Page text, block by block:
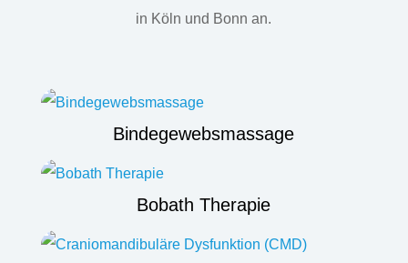
in Köln und Bonn an.
Bindegewebsmassage
Bobath Therapie